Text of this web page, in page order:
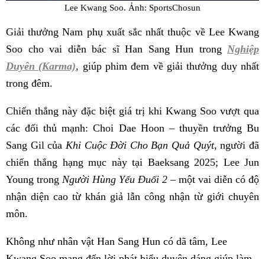
Lee Kwang Soo. Ảnh: SportsChosun
Giải thưởng Nam phụ xuất sắc nhất thuộc về Lee Kwang
Soo cho vai diễn bác sĩ Han Sang Hun trong Nghiệp
Duyên (Karma), giúp phim đem về giải thưởng duy nhất
trong đêm.
Chiến thắng này đặc biệt giá trị khi Kwang Soo vượt qua
các đối thủ mạnh: Choi Dae Hoon – thuyền trưởng Bu
Sang Gil của Khi Cuộc Đời Cho Bạn Quả Quýt, người đã
chiến thắng hạng mục này tại Baeksang 2025; Lee Jun
Young trong Người Hùng Yếu Đuối 2 – một vai diễn có độ
nhận diện cao từ khán giả lẫn công nhận từ giới chuyên
môn.
Không như nhân vật Han Sang Hun có dã tâm, Lee